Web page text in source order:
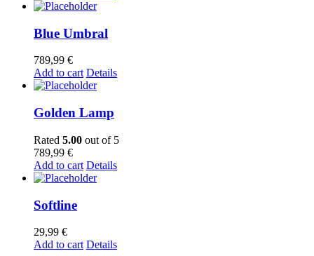
Blue Umbral
789,99 €
Add to cart Details
Golden Lamp
Rated 5.00 out of 5
789,99 €
Add to cart Details
Softline
29,99 €
Add to cart Details